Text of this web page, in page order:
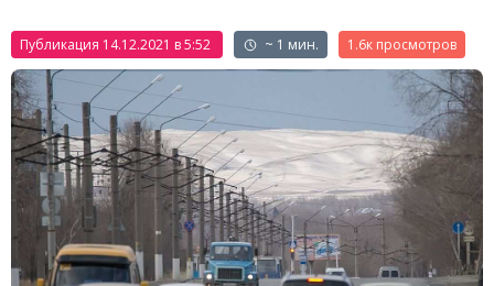
Публикация 14.12.2021 в 5:52 ~ 1 мин. 1.6к